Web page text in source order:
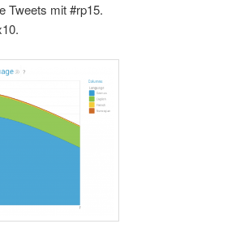
Tweets mit #rp15.